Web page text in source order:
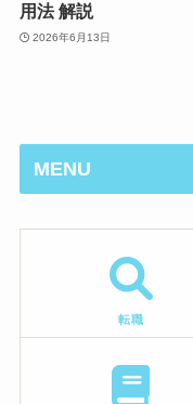
用法 解説
2026年6月13日
MENU
転職